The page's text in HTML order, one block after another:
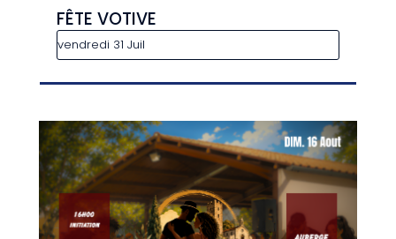
FÊTE VOTIVE
vendredi 31 Juil